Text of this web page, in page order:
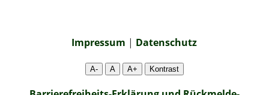
Impressum | Datenschutz
A- A A+ Kontrast